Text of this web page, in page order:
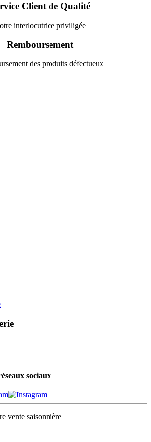
Client de Qualité
interlocutrice priviligée
Remboursement
des produits défectueux
sociaux
vente saisonnière